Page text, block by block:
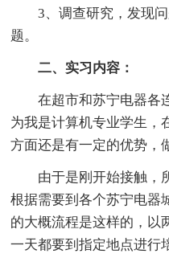
3、调查研究，发现问
题。
二、实习内容：
在超市和苏宁电器各连
为我是计算机专业学生，
方面还是有一定的优势，
由于是刚开始接触，
根据需要到各个苏宁电器
的大概流程是这样的，以
一天都要到指定地点进行